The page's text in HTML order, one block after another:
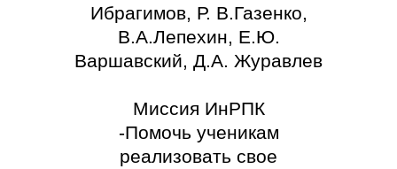
Ибрагимов, Р. В.Газенко,
В.А.Лепехин, Е.Ю.
Варшавский, Д.А. Журавлев
Миссия ИнРПК
-Помочь ученикам
реализовать свое